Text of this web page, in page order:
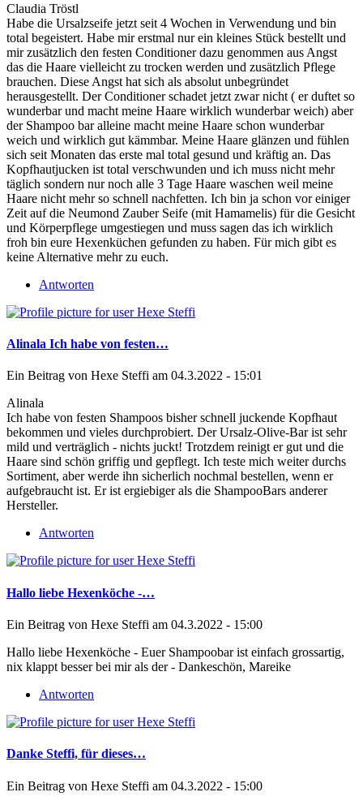
Claudia Tröstl
Habe die Ursalzseife jetzt seit 4 Wochen in Verwendung und bin
total begeistert. Habe mir erstmal nur ein kleines Stück bestellt und
mir zusätzlich den festen Conditioner dazu genommen aus Angst
das die Haare vielleicht zu trocken werden und zusätzlich Pflege
brauchen. Diese Angst hat sich als absolut unbegründet
herausgestellt. Der Conditioner schadet jetzt zwar nicht ( er duftet so
wunderbar und macht meine Haare wirklich wunderbar weich) aber
der Shampoo bar alleine macht meine Haare schon wunderbar
weich und wirklich gut kämmbar. Meine Haare glänzen und fühlen
sich seit Monaten das erste mal total gesund und kräftig an. Das
Kopfhautjucken ist total verschwunden und ich muss nicht mehr
täglich sondern nur noch alle 3 Tage Haare waschen weil meine
Haare nicht mehr so schnell nachfetten. Ich bin ja schon vor einiger
Zeit auf die Neumond Zauber Seife (mit Hamamelis) für die Gesicht
und Körperpflege umgestiegen und muss sagen das ich wirklich
froh bin eure Hexenküchen gefunden zu haben. Für mich gibt es
keine Alternative mehr zu euch.
Antworten
Alinala Ich habe von festen…
Ein Beitrag von Hexe Steffi am 04.3.2022 - 15:01
Alinala
Ich habe von festen Shampoos bisher schnell juckende Kopfhaut
bekommen und vieles durchprobiert. Der Ursalz-Olive-Bar ist sehr
mild und verträglich - nichts juckt! Trotzdem reinigt er gut und die
Haare sind schön griffig und gepflegt. Ich teste mich weiter durchs
Sortiment, aber werde ihn sicherlich nochmal bestellen, wenn er
aufgebraucht ist. Er ist ergiebiger als die ShampooBars anderer
Hersteller.
Antworten
Hallo liebe Hexenköche -…
Ein Beitrag von Hexe Steffi am 04.3.2022 - 15:00
Hallo liebe Hexenköche - Euer Shampoobar ist einfach grossartig,
nix klappt besser bei mir als der - Dankeschön, Mareike
Antworten
Danke Steffi, für dieses…
Ein Beitrag von Hexe Steffi am 04.3.2022 - 15:00